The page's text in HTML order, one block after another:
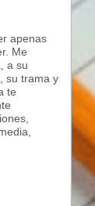
apenas
Me
a su
su trama y
te